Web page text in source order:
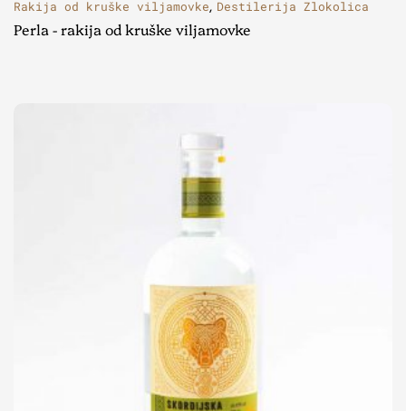
Rakija od kruške viljamovke, Destilerija Zlokolica
Perla - rakija od kruške viljamovke